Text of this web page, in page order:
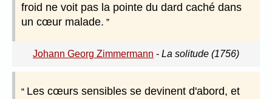
froid ne voit pas la pointe du dard caché dans
un cœur malade.
Johann Georg Zimmermann - La solitude (1756)
Les cœurs sensibles se devinent d'abord, et